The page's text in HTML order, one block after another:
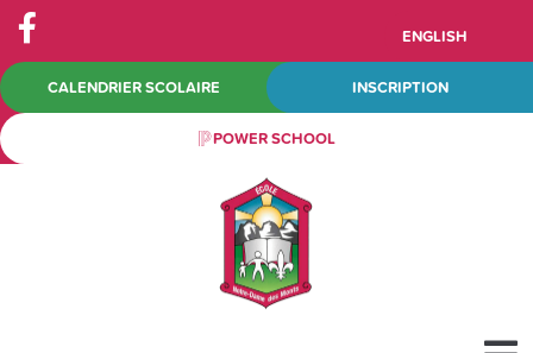
ENGLISH
CALENDRIER SCOLAIRE INSCRIPTION
POWER SCHOOL